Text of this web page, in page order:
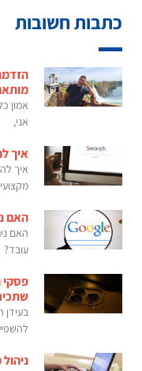
כתבות חשובות
אמון
אני,
איך
איך
האם
האם
עובד?
פסקי
בעידן